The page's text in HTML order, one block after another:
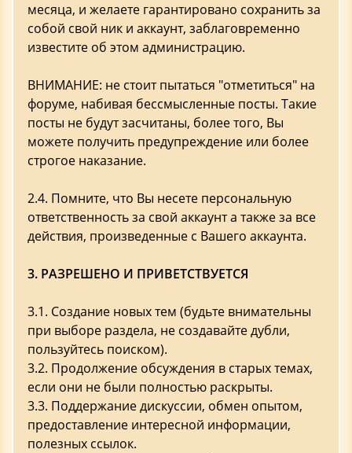
месяца, и желаете гарантировано сохранить за
собой свой ник и аккаунт, заблаговременно
известите об этом администрацию.
ВНИМАНИЕ: не стоит пытаться "отметиться" на
форуме, набивая бессмысленные посты. Такие
посты не будут засчитаны, более того, Вы
можете получить предупреждение или более
строгое наказание.
2.4. Помните, что Вы несете персональную
ответственность за свой аккаунт а также за все
действия, произведенные с Вашего аккаунта.
3. РАЗРЕШЕНО И ПРИВЕТСТВУЕТСЯ
3.1. Создание новых тем (будьте внимательны
при выборе раздела, не создавайте дубли,
пользуйтесь поиском).
3.2. Продолжение обсуждения в старых темах,
если они не были полностью раскрыты.
3.3. Поддержание дискуссии, обмен опытом,
предоставление интересной информации,
полезных ссылок.